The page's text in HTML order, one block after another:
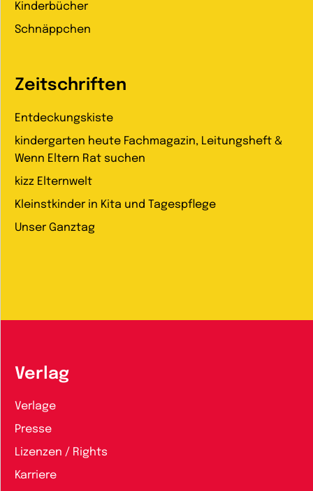
Kinderbücher
Schnäppchen
Zeitschriften
Entdeckungskiste
kindergarten heute Fachmagazin, Leitungsheft &
Wenn Eltern Rat suchen
kizz Elternwelt
Kleinstkinder in Kita und Tagespflege
Unser Ganztag
Verlag
Verlage
Presse
Lizenzen / Rights
Karriere